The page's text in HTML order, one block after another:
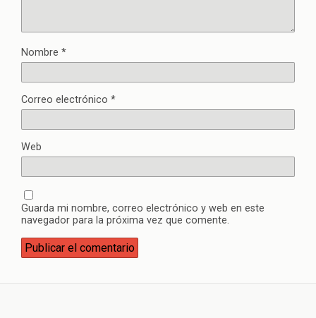
Nombre *
Correo electrónico *
Web
Guarda mi nombre, correo electrónico y web en este
navegador para la próxima vez que comente.